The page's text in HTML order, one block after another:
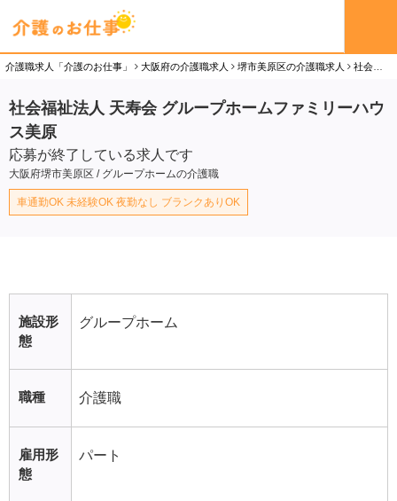
介護職求人「介護のお仕事」 大阪府の介護職求人 堺市美原区の介護職求人 社会福祉法人 天寿会 グループホームファミリーハウス美原の介護職（パート）求人
社会福祉法人 天寿会 グループホームファミリーハウ
ス美原
応募が終了している求人です
大阪府堺市美原区 / グループホームの介護職
車通勤OK 未経験OK 夜勤なし ブランクありOK
施設形
態
グループホーム
職種 介護職
雇用形
態
パート